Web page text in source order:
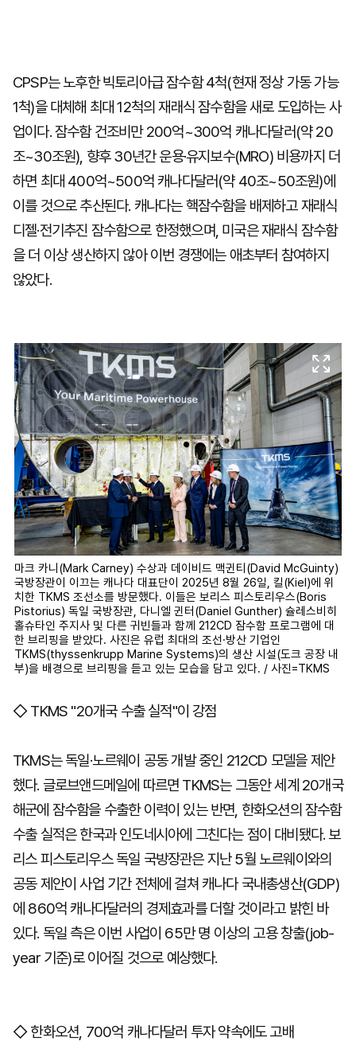
CPSP는 노후한 빅토리아급 잠수함 4척(현재 정상 가동 가능
1척)을 대체해 최대 12척의 재래식 잠수함을 새로 도입하는 사
업이다. 잠수함 건조비만 200억~300억 캐나다달러(약 20
조~30조원), 향후 30년간 운용·유지보수(MRO) 비용까지 더
하면 최대 400억~500억 캐나다달러(약 40조~50조원)에
이를 것으로 추산된다. 캐나다는 핵잠수함을 배제하고 재래식
디젤·전기추진 잠수함으로 한정했으며, 미국은 재래식 잠수함
을 더 이상 생산하지 않아 이번 경쟁에는 애초부터 참여하지
않았다.
마크 카니(Mark Carney) 수상과 데이비드 맥귄티(David McGuinty)
국방장관이 이끄는 캐나다 대표단이 2025년 8월 26일, 킬(Kiel)에 위
치한 TKMS 조선소를 방문했다. 이들은 보리스 피스토리우스(Boris
Pistorius) 독일 국방장관, 다니엘 귄터(Daniel Gunther) 슐레스비히
홀슈타인 주지사 및 다른 귀빈들과 함께 212CD 잠수함 프로그램에 대
한 브리핑을 받았다. 사진은 유럽 최대의 조선·방산 기업인
TKMS(thyssenkrupp Marine Systems)의 생산 시설(도크 공장 내
부)을 배경으로 브리핑을 듣고 있는 모습을 담고 있다. / 사진=TKMS
◇ TKMS "20개국 수출 실적"이 강점
TKMS는 독일·노르웨이 공동 개발 중인 212CD 모델을 제안
했다. 글로브앤드메일에 따르면 TKMS는 그동안 세계 20개국
해군에 잠수함을 수출한 이력이 있는 반면, 한화오션의 잠수함
수출 실적은 한국과 인도네시아에 그친다는 점이 대비됐다. 보
리스 피스토리우스 독일 국방장관은 지난 5월 노르웨이와의
공동 제안이 사업 기간 전체에 걸쳐 캐나다 국내총생산(GDP)
에 860억 캐나다달러의 경제효과를 더할 것이라고 밝힌 바
있다. 독일 측은 이번 사업이 65만 명 이상의 고용 창출(job-
year 기준)로 이어질 것으로 예상했다.
◇ 한화오션, 700억 캐나다달러 투자 약속에도 고배